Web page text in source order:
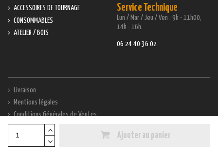
Ajouter au panier
Service Technique
Lun / Mar / Jeu / Ven : 9h - 11h00,
14h - 16h.
06 24 40 36 02
ACCESSOIRES DE TOURNAGE
CONSOMMABLES
ATELIER / BOIS
Livraison
Mentions légales
Conditions Générales de Ventes
Contactez-nous